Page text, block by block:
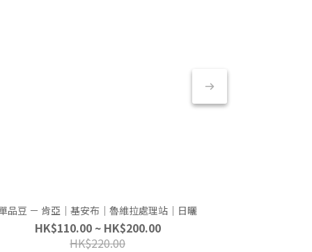
品豆 － 肯亞｜基安布｜魯維拉處理站｜日曬
HK$110.00 ~ HK$200.00
HK$220.00